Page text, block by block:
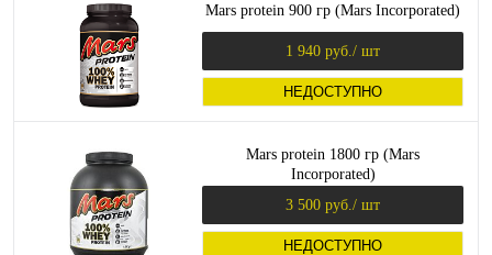
Mars protein 900 гр (Mars Incorporated)
1 940 руб. / шт
НЕДОСТУПНО
Mars protein 1800 гр (Mars
Incorporated)
3 500 руб. / шт
НЕДОСТУПНО